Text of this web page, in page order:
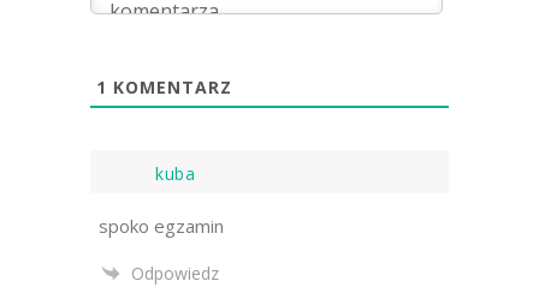
1 KOMENTARZ
kuba
spoko egzamin
Odpowiedz